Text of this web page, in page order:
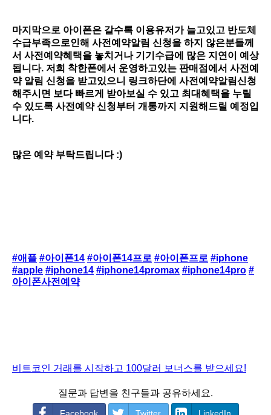
마지막으로 아이폰은 갈수록 이용유저가 늘고있고 반도체
수급부족으로인해 사전예약알림 신청을 하지 않은분들께
서 사전예약혜택을 놓치거나 기기수급에 많은 지연이 예상
됩니다. 저희 착한폰에서 운영하고있는 판매점에서 사전예
약 알림 신청을 받고있으니 링크하단에 사전예약알림신청
해주시면 보다 빠르게 받아보실 수 있고 최대혜택을 누릴
수 있도록 사전예약 신청부터 개통까지 지원해드릴 예정입
니다.
많은 예약 부탁드립니다 :)
#애플 #아이폰14 #아이폰14프로 #아이폰프로 #iphone
#apple #iphone14 #iphone14promax #iphone14pro #
아이폰사전예약
비트코인 거래를 시작하고 100달러 보너스를 받으세요!
질문과 답변을 친구들과 공유하세요.